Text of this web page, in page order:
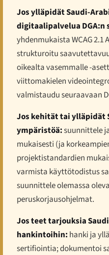
Jos ylläpidät Saudi-
digitaalipalvelua DGA:n
yhdenmukaista WCAG 2.1
strukturoitu
oikealta vasemmalle -
viittomakielen
valmistaudu seuraavaan
Jos kehität tai ylläpidät
ympäristöä:suunnittele
mukaisesti (ja
projektistandardien
varmista käyttötodistus
suunnittele olemassa
peruskorjausohjelmat.
Jos teet tarjouksia
hankintoihin: hanki ja
sertifiointia; dokumentoi